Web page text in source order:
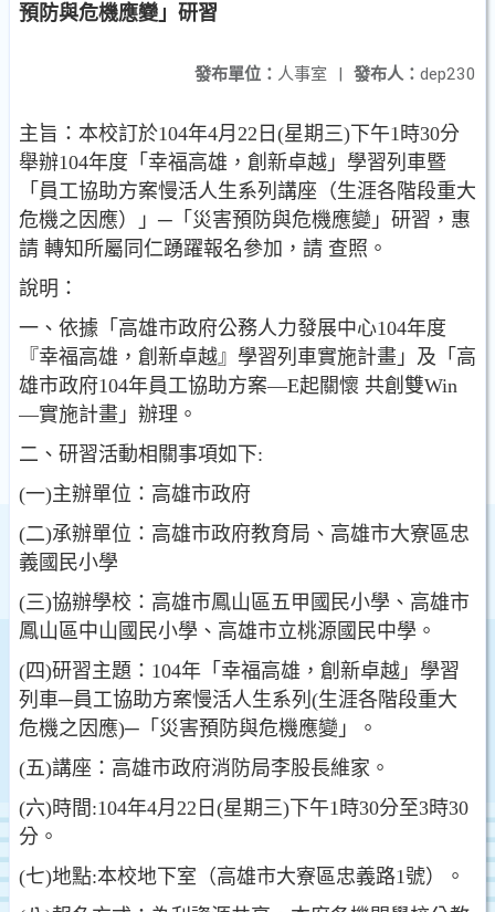
預防與危機應變」研習
發布人： dep230
發布單位： 人事室 |
主旨：本校訂於104年4月22日(星期三)下午1時30分
舉辦104年度「幸福高雄，創新卓越」學習列車暨
「員工協助方案慢活人生系列講座（生涯各階段重大
危機之因應）」─「災害預防與危機應變」研習，惠
請 轉知所屬同仁踴躍報名參加，請 查照。
說明：
一、依據「高雄市政府公務人力發展中心104年度
『幸福高雄，創新卓越』學習列車實施計畫」及「高
雄市政府104年員工協助方案—E起關懷 共創雙Win
—實施計畫」辦理。
二、研習活動相關事項如下:
(一)主辦單位：高雄市政府
(二)承辦單位：高雄市政府教育局、高雄市大寮區忠
義國民小學
(三)協辦學校：高雄市鳳山區五甲國民小學、高雄市
鳳山區中山國民小學、高雄市立桃源國民中學。
(四)研習主題：104年「幸福高雄，創新卓越」學習
列車─員工協助方案慢活人生系列(生涯各階段重大
危機之因應)─「災害預防與危機應變」。
(五)講座：高雄市政府消防局李股長維家。
(六)時間:104年4月22日(星期三)下午1時30分至3時30
分。
(七)地點:本校地下室（高雄市大寮區忠義路1號）。